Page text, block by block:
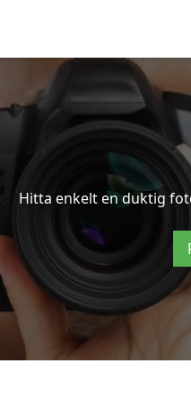
Hitta enkelt en duktig